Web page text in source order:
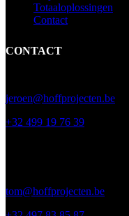
Totaaloplossingen
Contact
CONTACT
jeroen@hoffprojecten.be
+32 499 19 76 39
tom@hoffprojecten.be